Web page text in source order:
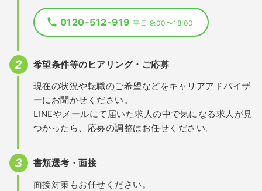
0120-512-919平日 9:00〜18:00
希望条件等のヒアリング・ご応募
現在の状況や転職のご希望などをキャリアアドバイザ
ーにお聞かせください。
LINEやメールにて届いた求人の中で気になる求人が見
つかったら、応募の調整はお任せください。
書類選考・面接
面接対策もお任せください。